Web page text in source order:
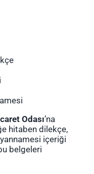
Odası’na
hitaben dilekçe,
içeriği
belgeleri